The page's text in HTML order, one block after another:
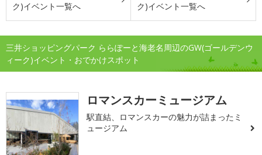
ク)イベント一覧へ
ク)イベント一覧へ
三井ショッピングパーク ららぽーと海老名周辺のGW(ゴールデンウ
ィーク)イベント・おでかけスポット
ロマンスカーミュージアム
駅直結、ロマンスカーの魅力が詰まったミ
ュージアム